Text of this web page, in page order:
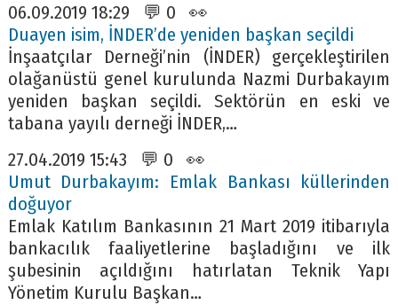
06.09.2019 18:29 💬 0 👀
Duayen isim, İNDER’de yeniden başkan seçildi
İnşaatçılar Derneği’nin (İNDER) gerçekleştirilen
olağanüstü genel kurulunda Nazmi Durbakayım
yeniden başkan seçildi. Sektörün en eski ve
tabana yayılı derneği İNDER,…
27.04.2019 15:43 💬 0 👀
Umut Durbakayım: Emlak Bankası küllerinden
doğuyor
Emlak Katılım Bankasının 21 Mart 2019 itibarıyla
bankacılık faaliyetlerine başladığını ve ilk
şubesinin açıldığını hatırlatan Teknik Yapı
Yönetim Kurulu Başkan…